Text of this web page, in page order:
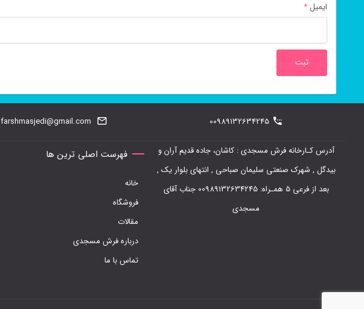
ایمیل*
00989132634245
farshmasjedi@gmail.com
آدرس کـارخانه فرش مسجدی : کاشان، جاده قدیم آران و
بیدگل , شهرک صنعتی سلیمان صباحی , انتهای بلوار یک ,
بعد از فرعی 5 همـراه: 00989132634245 جناب آقای
مسجدی
فهرست اصلی ترین ها
خانه
فروشگاه
مقالات
درباره فرش مسجدی
تماس با ما